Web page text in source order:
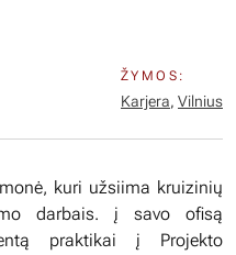
ŽYMOS:
Karjera, Vilnius
kuri užsiima kruizinių
darbais. į savo ofisą
praktikai į Projekto